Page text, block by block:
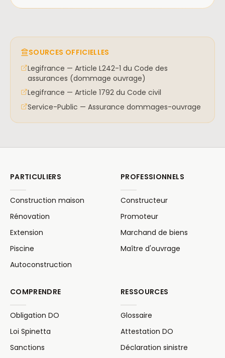
SOURCES OFFICIELLES
Legifrance — Article L242-1 du Code des
assurances (dommage ouvrage)
Legifrance — Article 1792 du Code civil
Service-Public — Assurance dommages-ouvrage
PARTICULIERS
Construction maison
Rénovation
Extension
Piscine
Autoconstruction
PROFESSIONNELS
Constructeur
Promoteur
Marchand de biens
Maître d'ouvrage
COMPRENDRE
Obligation DO
Loi Spinetta
Sanctions
RESSOURCES
Glossaire
Attestation DO
Déclaration sinistre